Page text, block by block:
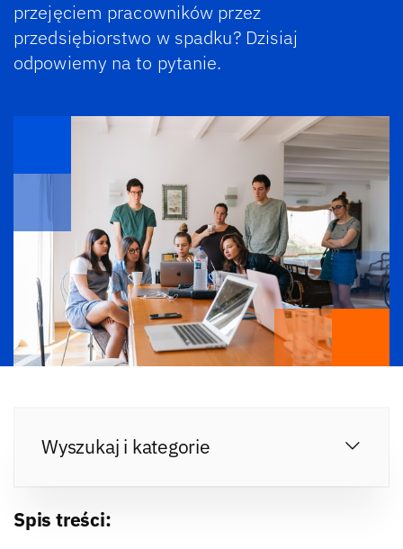
przejęciem pracowników przez
przedsiębiorstwo w spadku? Dzisiaj
odpowiemy na to pytanie.
Wyszukaj i kategorie
Spis treści: